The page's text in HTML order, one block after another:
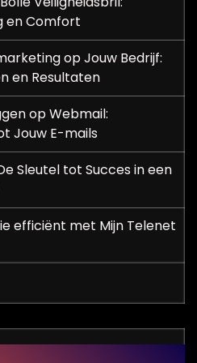
en Comfort
op Jouw Bedrijf:
en Resultaten
op Webmail:
Jouw E-mails
Sleutel tot Succes in een
efficiënt met Mijn Telenet